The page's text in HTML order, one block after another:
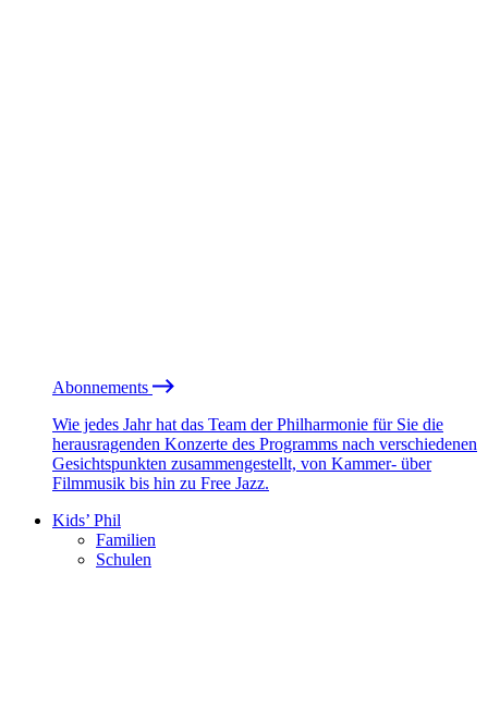
Abonnements
Wie jedes Jahr hat das Team der Philharmonie für Sie die
herausragenden Konzerte des Programms nach verschiedenen
Gesichtspunkten zusammengestellt, von Kammer- über
Filmmusik bis hin zu Free Jazz.
Kids’ Phil
Familien
Schulen